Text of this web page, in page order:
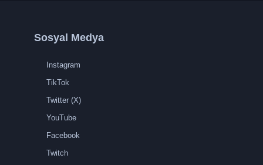
Sosyal Medya
Instagram
TikTok
Twitter (X)
YouTube
Facebook
Twitch